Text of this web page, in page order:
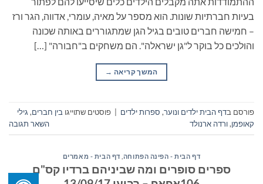
בעיות חברתיות שונות. הוא מספר על מאיה, עומרי, אדווה, הגר ורז
– חמישה חברים טובים בגיל הגן שמתגוררים באותה שכונה
והולכים כל בוקר ל"גן ישראלה". הם משחקים ב"חבורה" […]
המשך קריאה →
פורסם בדף הבית ילדים ונוער, ספרות ילדים פוסטים שתוייגו בין חברים, גילי
קאופמן,ורדה ארנולד השאר תגובה
דף הבית - הפינה הפתוחה דף הבית - מאמרים
ספרים סופרים ומה שביניהם ברדיו קס"ם